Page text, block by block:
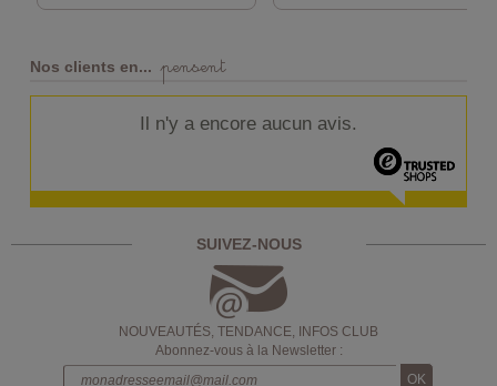
Nos clients en... pensent
Il n'y a encore aucun avis.
SUIVEZ-NOUS
NOUVEAUTÉS, TENDANCE, INFOS CLUB
Abonnez-vous à la Newsletter :